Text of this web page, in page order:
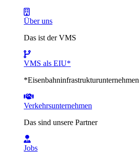
Über uns
Das ist der VMS
VMS als EIU*
*Eisenbahninfrastrukturunternehmen
Verkehrsunternehmen
Das sind unsere Partner
Jobs